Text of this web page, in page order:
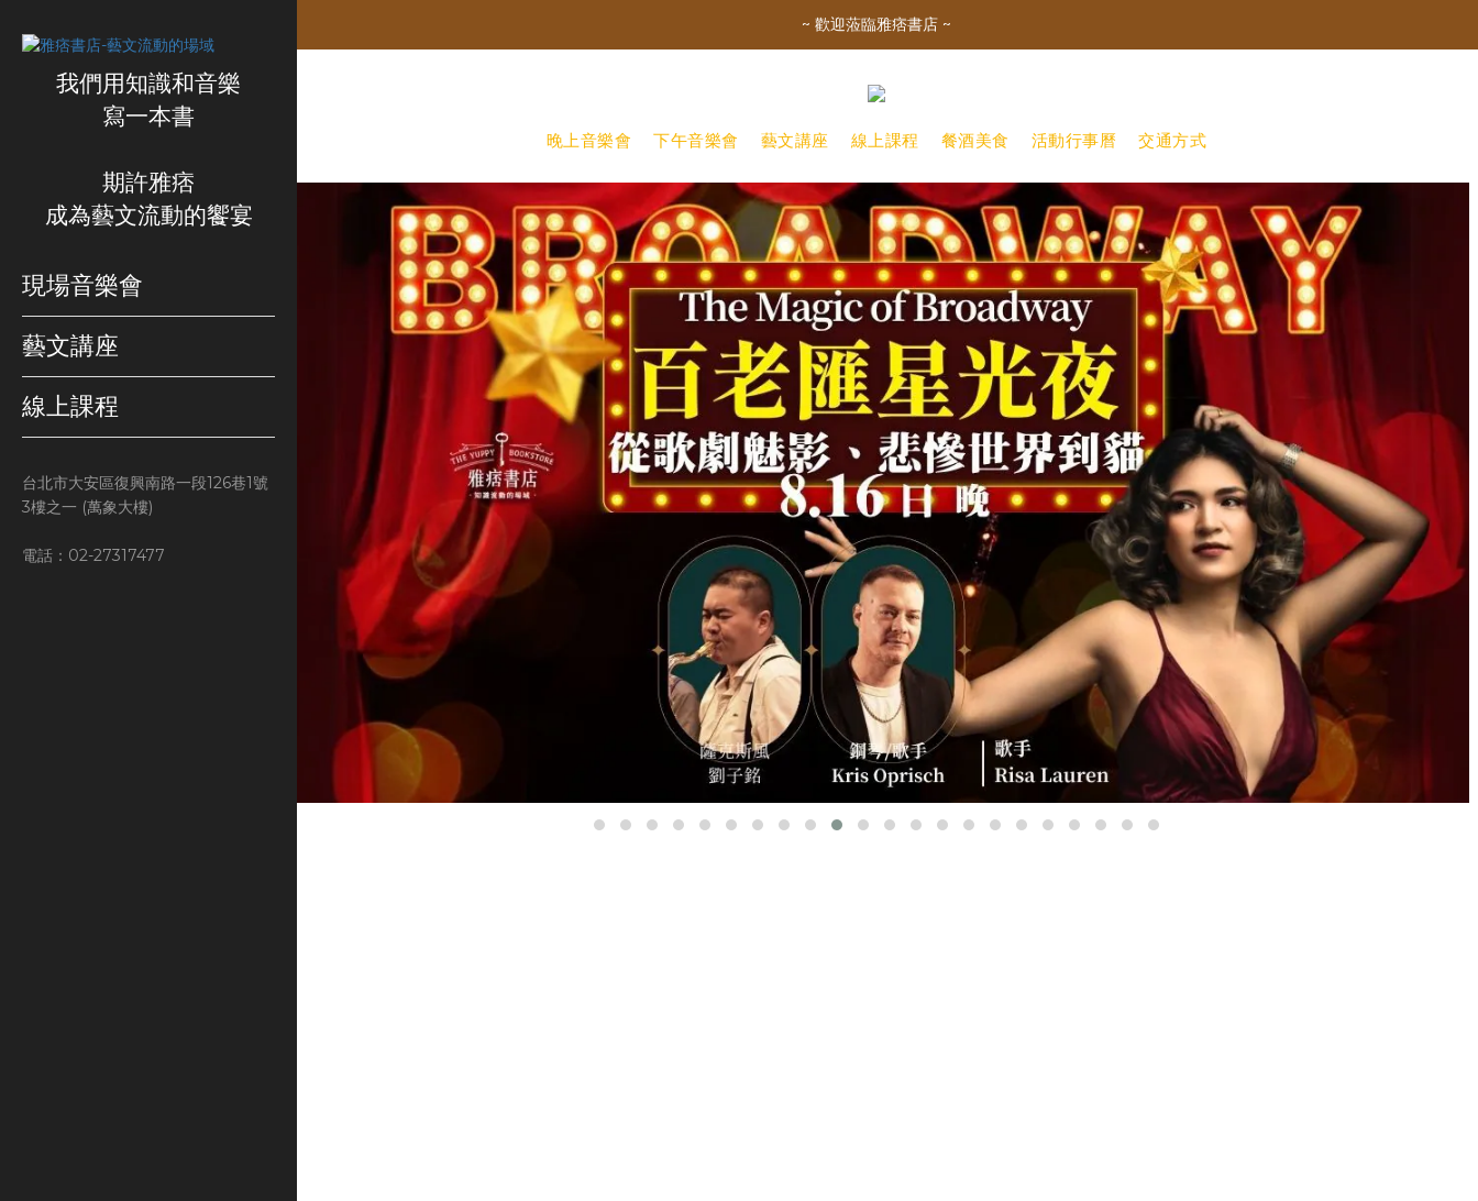
~ 歡迎蒞臨雅痞書店 ~
晚上音樂會 下午音樂會 藝文講座 線上課程 餐酒美食 活動行事曆 交通方式
我們用知識和音樂
寫一本書
期許雅痞
成為藝文流動的饗宴
現場音樂會
藝文講座
線上課程
台北市大安區復興南路一段126巷1號
3樓之一 (萬象大樓)
電話：02-27317477